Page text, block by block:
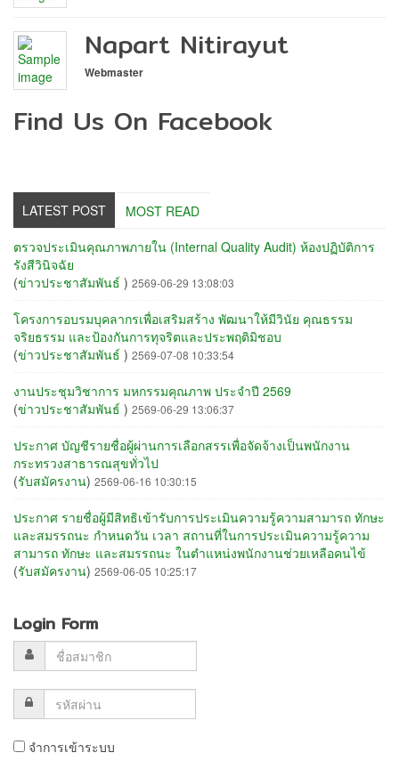
Napart Nitirayut
Webmaster
Find Us On Facebook
LATEST POST
MOST READ
ตรวจประเมินคุณภาพภายใน (Internal Quality Audit) ห้องปฏิบัติการ
รังสีวินิจฉัย
(ข่าวประชาสัมพันธ์ ) 2569-06-29 13:08:03
โครงการอบรมบุคลากรเพื่อเสริมสร้าง พัฒนาให้มีวินัย คุณธรรม
จริยธรรม และป้องกันการทุจริตและประพฤติมิชอบ
(ข่าวประชาสัมพันธ์ ) 2569-07-08 10:33:54
งานประชุมวิชาการ มหกรรมคุณภาพ ประจำปี 2569
(ข่าวประชาสัมพันธ์ ) 2569-06-29 13:06:37
ประกาศ บัญชีรายชื่อผู้ผ่านการเลือกสรรเพื่อจัดจ้างเป็นพนักงาน
กระทรวงสาธารณสุขทั่วไป
(รับสมัครงาน) 2569-06-16 10:30:15
ประกาศ รายชื่อผู้มีสิทธิเข้ารับการประเมินความรู้ความสามารถ ทักษะ
และสมรรถนะ กำหนดวัน เวลา สถานที่ในการประเมินความรู้ความ
สามารถ ทักษะ และสมรรถนะ ในตำแหน่งพนักงานช่วยเหลือคนไข้
(รับสมัครงาน) 2569-06-05 10:25:17
Login Form
จำการเข้าระบบ